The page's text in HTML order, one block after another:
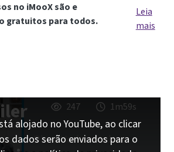
no iMooX são e
gratuitos para todos.
Leia
mais
247 1m59s
alojado no YouTube, ao clicar
dados serão enviados para o